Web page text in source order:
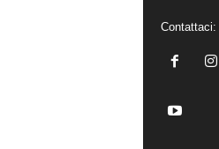
Contattaci: